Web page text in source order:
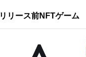
リリース前NFTゲーム